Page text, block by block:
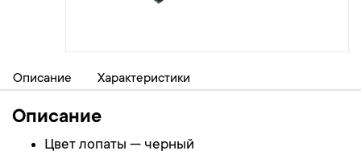
Описание Характеристики
Описание
Цвет лопаты — черный